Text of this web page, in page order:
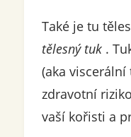
Také je tu
tělesný tuk.
(aka
zdravotní
vaší kořisti a